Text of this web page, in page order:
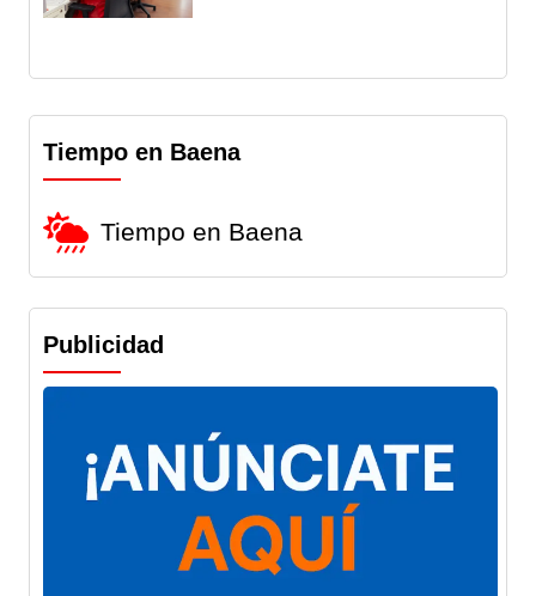
Tiempo en Baena
Tiempo en Baena
Publicidad